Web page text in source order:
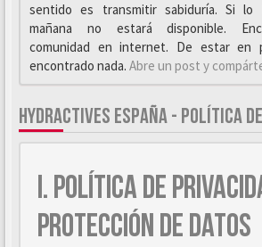
sentido es transmitir sabiduría. Si lo
mañana no estará disponible.
comunidad en internet. De estar en
encontrado nada. Abre un post y
HYDRACTIVES ESPAÑA - POLÍTICA
I. POLÍTICA DE
PROTECCIÓN DE DATOS